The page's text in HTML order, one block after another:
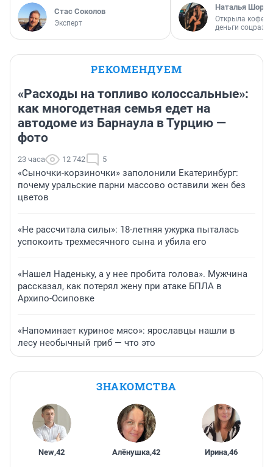
Стас Соколов
Эксперт
Наталья
Открыла
деньги
РЕКОМЕНДУЕМ
«Расходы на топливо колоссальные»:
как многодетная семья едет на
автодоме из Барнаула в Турцию —
фото
23 часа 12 742 5
«Сыночки-корзиночки» заполонили Екатеринбург:
почему уральские парни массово оставили жен без
цветов
«Не рассчитала силы»: 18-летняя ужурка пыталась
успокоить трехмесячного сына и убила его
«Нашел Наденьку, а у нее пробита голова». Мужчина
рассказал, как потерял жену при атаке БПЛА в
Архипо-Осиповке
«Напоминает куриное мясо»: ярославцы нашли в
лесу необычный гриб — что это
ЗНАКОМСТВА
New,42 Алёнушка,42 Ирина,46